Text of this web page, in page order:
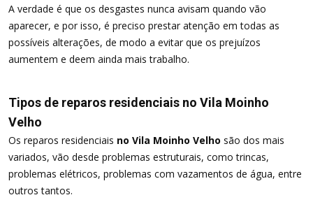
A verdade é que os desgastes nunca avisam quando vão
aparecer, e por isso, é preciso prestar atenção em todas as
possíveis alterações, de modo a evitar que os prejuízos
aumentem e deem ainda mais trabalho.
Tipos de reparos residenciais no Vila Moinho
Velho
Os reparos residenciais no Vila Moinho Velho são dos mais
variados, vão desde problemas estruturais, como trincas,
problemas elétricos, problemas com vazamentos de água, entre
outros tantos.